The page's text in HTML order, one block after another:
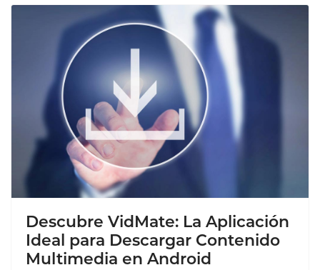
Descubre VidMate: La Aplicación
Ideal para Descargar Contenido
Multimedia en Android